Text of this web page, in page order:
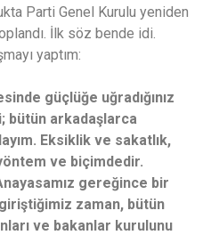
Parti Genel Kurulu yeniden
İlk söz bende idi.
yaptım:
güçlüğe uğradığınız
bütün arkadaşlarca
Eksiklik ve sakatlık,
ve biçimdedir.
gereğince bir
zaman, bütün
ve bakanlar kurulunu